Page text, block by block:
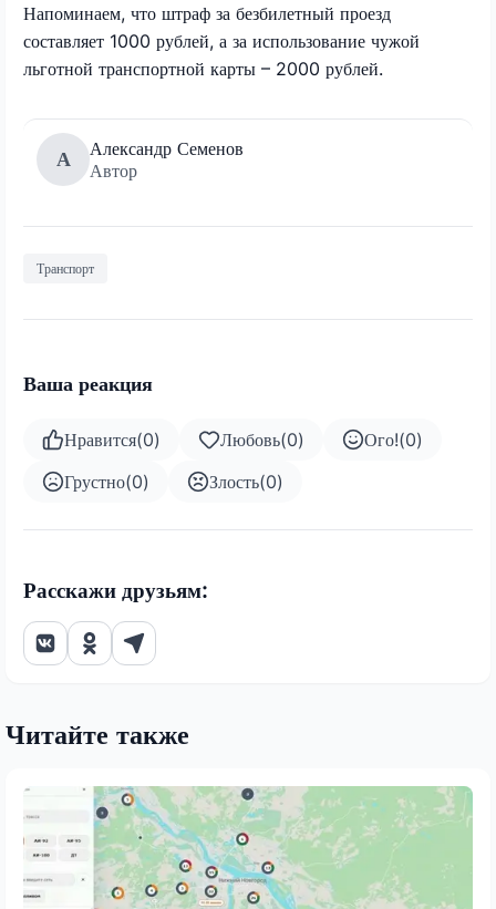
Напоминаем, что штраф за безбилетный проезд
составляет 1000 рублей, а за использование чужой
льготной транспортной карты – 2000 рублей.
А
Александр Семенов
Автор
Транспорт
Ваша реакция
Нравится(0) Любовь(0) Ого!(0)
Грустно(0) Злость(0)
Расскажи друзьям:
Читайте также